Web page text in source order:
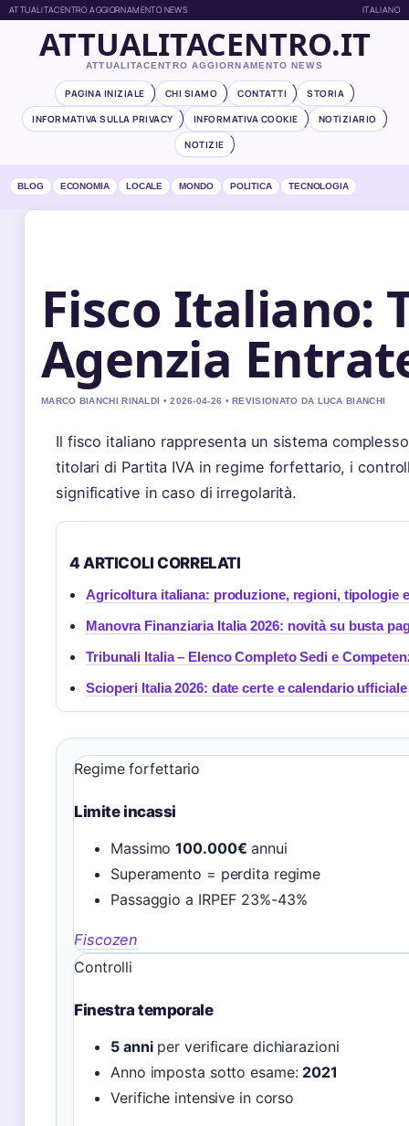
ATTUALITACENTRO AGGIORNAMENTO NEWS ITALIANO
ATTUALITACENTRO.IT
ATTUALITACENTRO AGGIORNAMENTO NEWS
PAGINA INIZIALE CHI SIAMO CONTATTI
STORIA
INFORMATIVA SULLA PRIVACY
INFORMATIVA COOKIE
NOTIZIARIO
NOTIZIE
BLOG ECONOMIA LOCALE MONDO POLITICA TECNOLOGIA
Fisco Italiano:
Agenzia
MARCO BIANCHI RINALDI • 2026-04-26 • REVISIONATO DA LUCA BIANCHI
Il fisco italiano rappresenta un sistema
titolari di Partita IVA in regime forfettario, i
significative in caso di irregolarità.
4 ARTICOLI CORRELATI
Agricoltura italiana: produzione, regioni, tipologie
Manovra Finanziaria Italia 2026: novità su busta
Tribunali Italia – Elenco Completo Sedi e
Scioperi Italia 2026: date certe e calendario ufficiale
Regime forfettario
Limite incassi
Massimo100.000€ annui
Superamento = perdita regime
Passaggio a IRPEF 23%-43%
Fiscozen
Controlli
Finestra temporale
5 anniper verificare dichiarazioni
Anno imposta sotto esame: 2021
Verifiche intensive in corso